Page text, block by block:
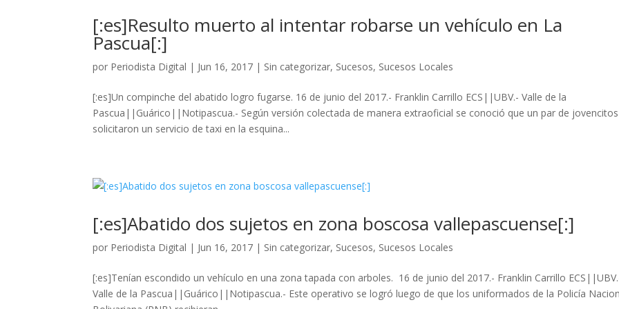
[:es]Resulto muerto al intentar robarse un vehículo en La
Pascua[:]
por Periodista Digital | Jun 16, 2017 | Sin categorizar, Sucesos, Sucesos Locales
[:es]Un compinche del abatido logro fugarse. 16 de junio del 2017.- Franklin Carrillo ECS||UBV.- Valle de la
Pascua||Guárico||Notipascua.- Según versión colectada de manera extraoficial se conoció que un par de jovencitos
solicitaron un servicio de taxi en la esquina...
[:es]Abatido dos sujetos en zona boscosa vallepascuense[:]
por Periodista Digital | Jun 16, 2017 | Sin categorizar, Sucesos, Sucesos Locales
[:es]Tenían escondido un vehículo en una zona tapada con arboles. 16 de junio del 2017.- Franklin Carrillo
Valle de la Pascua||Guárico||Notipascua.- Este operativo se logró luego de que los uniformados de la Policía